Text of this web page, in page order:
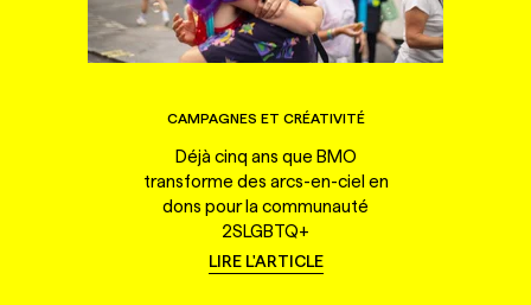
CAMPAGNES ET CRÉATIVITÉ
Déjà cinq ans que BMO
transforme des arcs-en-ciel en
dons pour la communauté
2SLGBTQ+
LIRE L'ARTICLE